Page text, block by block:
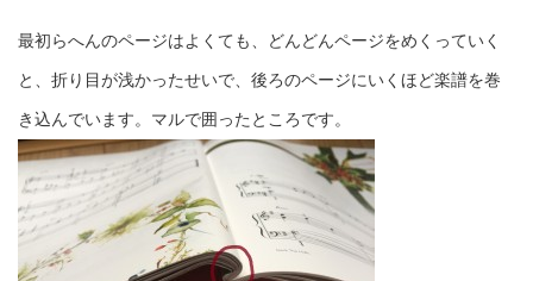
最初らへんのページはよくても、どんどんページをめくっていく
と、折り目が浅かったせいで、後ろのページにいくほど楽譜を巻
き込んでいます。マルで囲ったところです。